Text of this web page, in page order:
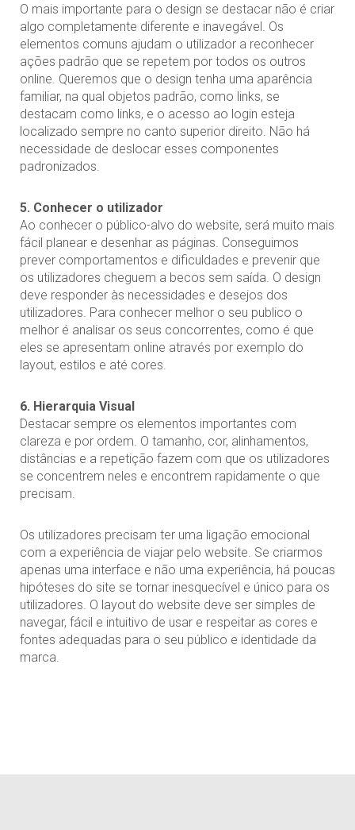
O mais importante para o design se destacar não é criar
algo completamente diferente e inavegável. Os
elementos comuns ajudam o utilizador a reconhecer
ações padrão que se repetem por todos os outros
online. Queremos que o design tenha uma aparência
familiar, na qual objetos padrão, como links, se
destacam como links, e o acesso ao login esteja
localizado sempre no canto superior direito. Não há
necessidade de deslocar esses componentes
padronizados.
5. Conhecer o utilizador
Ao conhecer o público-alvo do website, será muito mais
fácil planear e desenhar as páginas. Conseguimos
prever comportamentos e dificuldades e prevenir que
os utilizadores cheguem a becos sem saída. O design
deve responder às necessidades e desejos dos
utilizadores. Para conhecer melhor o seu publico o
melhor é analisar os seus concorrentes, como é que
eles se apresentam online através por exemplo do
layout, estilos e até cores.
6. Hierarquia Visual
Destacar sempre os elementos importantes com
clareza e por ordem. O tamanho, cor, alinhamentos,
distâncias e a repetição fazem com que os utilizadores
se concentrem neles e encontrem rapidamente o que
precisam.
Os utilizadores precisam ter uma ligação emocional
com a experiência de viajar pelo website. Se criarmos
apenas uma interface e não uma experiência, há poucas
hipóteses do site se tornar inesquecível e único para os
utilizadores. O layout do website deve ser simples de
navegar, fácil e intuitivo de usar e respeitar as cores e
fontes adequadas para o seu público e identidade da
marca.